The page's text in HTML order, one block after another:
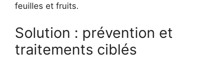
feuilles et fruits.
Solution : prévention et
traitements ciblés